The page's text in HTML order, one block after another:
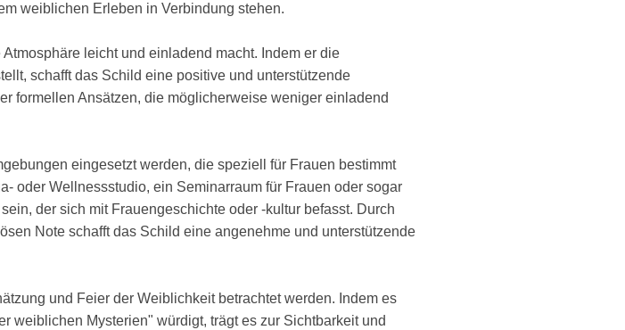
weiblichen Erleben in Verbindung stehen.
leicht und einladend macht. Indem er die
schafft das Schild eine positive und unterstützende
formellen Ansätzen, die möglicherweise weniger einladend
eingesetzt werden, die speziell für Frauen bestimmt
oder Wellnessstudio, ein Seminarraum für Frauen oder sogar
der sich mit Frauengeschichte oder -kultur befasst. Durch
Note schafft das Schild eine angenehme und unterstützende
und Feier der Weiblichkeit betrachtet werden. Indem es
weiblichen Mysterien" würdigt, trägt es zur Sichtbarkeit und